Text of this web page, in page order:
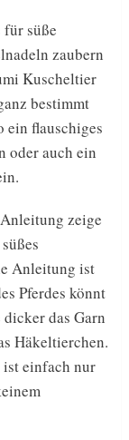
süße
zaubern
Kuscheltier
bestimmt
ein flauschiges
oder auch ein
zeige
Anleitung ist
Pferdes könnt
das Garn
Häkeltierchen.
einfach nur